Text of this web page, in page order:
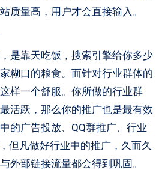
质量高，用户才会直接输入。
是靠天吃饭，搜索引擎给你多少
糊口的粮食。而针对行业群体的
样一个舒服。你所做的行业群
活跃，那么你的推广也是最有效
的广告投放、QQ群推广、行业
但凡做好行业中的推广，久而久
外部链接流量都会得到巩固。